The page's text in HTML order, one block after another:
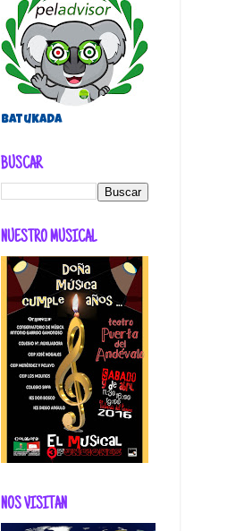
Batukada
BUSCAR
NUESTRO MUSICAL
NOS VISITAN